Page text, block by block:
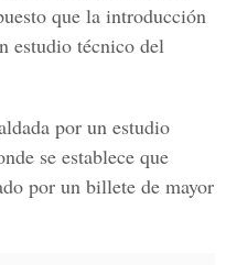
que la introducción
estudio técnico del
por un estudio
se establece que
por un billete de mayor